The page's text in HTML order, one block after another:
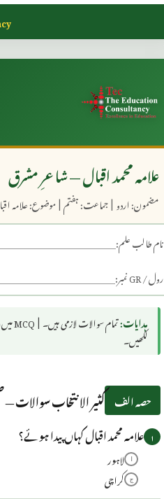
علامہ محمد اقبال — شاعرِ مشرق
مضمون: اردو | جماعت: ہفتم | موضوع: علامہ
نام طالب علم:
رول / GR نمبر:
ہدایات:
لکھیں۔
حصہ الف کثیر الانتخاب سوالات
۱ علامہ محمد اقبال کہاں پیدا ہوئے؟
لاہور
ج کراچی